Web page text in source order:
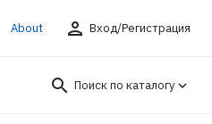
About person Вход/Регистрация
search Поиск по каталогу